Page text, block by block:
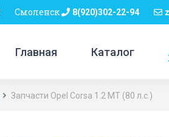
Смоленск 8(920)302-22-94
Главная Каталог
Запчасти Opel Corsa 1.2 MT (80 л.с.)